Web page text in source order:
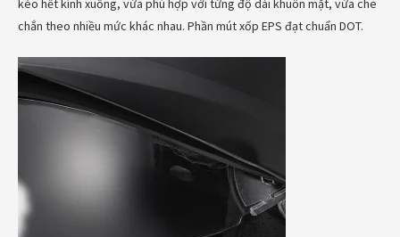
kéo hết kính xuống, vừa phù hợp với từng độ dài khuôn mặt, vừa che
chắn theo nhiều mức khác nhau. Phần mút xốp EPS đạt chuẩn DOT.